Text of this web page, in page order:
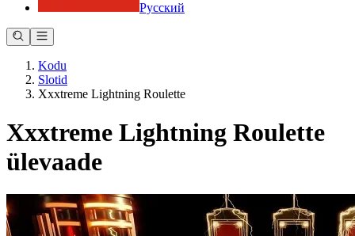
Русский
Kodu
Slotid
Xxxtreme Lightning Roulette
Xxxtreme Lightning Roulette
ülevaade